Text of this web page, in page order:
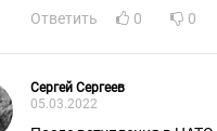
Ответить
0 0
Сергей Сергеев
05.03.2022